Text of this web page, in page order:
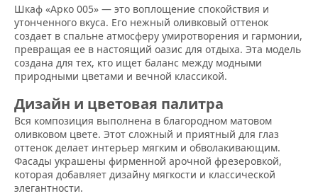
Шкаф «Арко 005» — это воплощение спокойствия и
утонченного вкуса. Его нежный оливковый оттенок
создает в спальне атмосферу умиротворения и гармонии,
превращая ее в настоящий оазис для отдыха. Эта модель
создана для тех, кто ищет баланс между модными
природными цветами и вечной классикой.
Дизайн и цветовая палитра
Вся композиция выполнена в благородном матовом
оливковом цвете. Этот сложный и приятный для глаз
оттенок делает интерьер мягким и обволакивающим.
Фасады украшены фирменной арочной фрезеровкой,
которая добавляет дизайну мягкости и классической
элегантности.